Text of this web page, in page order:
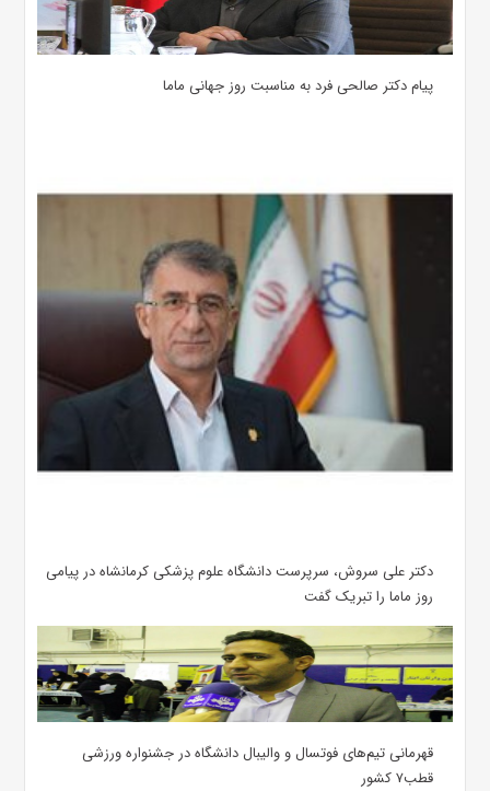
پیام دکتر صالحی فرد به مناسبت روز جهانی ماما
دکتر علی سروش، سرپرست دانشگاه علوم پزشکی کرمانشاه در پیامی
روز ماما را تبریک گفت
قهرمانی تیم‌های فوتسال و والیبال دانشگاه در جشنواره ورزشی
قطب۷ کشور